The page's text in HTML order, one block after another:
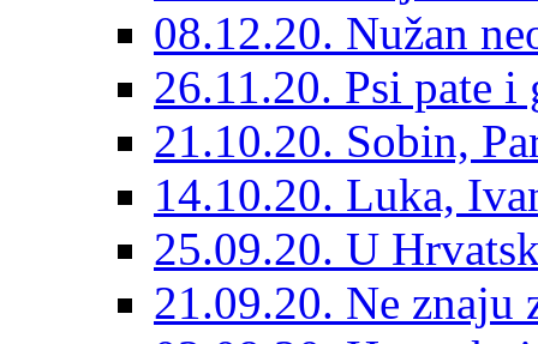
08.12.20. Nužan
26.11.20. Psi pate
21.10.20. Sobin,
14.10.20. Luka,
25.09.20. U
21.09.20. Ne znaju